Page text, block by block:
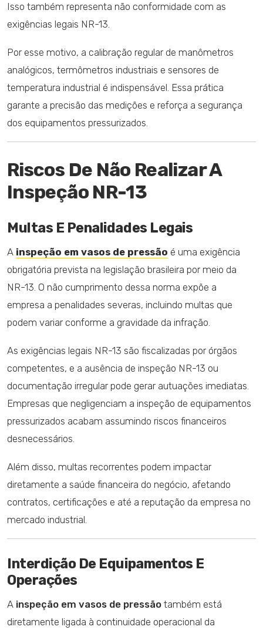
Isso também representa não conformidade com as
exigências legais NR-13.
Por esse motivo, a calibração regular de manômetros
analógicos, termômetros industriais e sensores de
temperatura industrial é indispensável. Essa prática
garante a precisão das medições e reforça a segurança
dos equipamentos pressurizados.
Riscos De Não Realizar A
Inspeção NR-13
Multas E Penalidades Legais
A inspeção em vasos de pressão é uma exigência
obrigatória prevista na legislação brasileira por meio da
NR-13. O não cumprimento dessa norma expõe a
empresa a penalidades severas, incluindo multas que
podem variar conforme a gravidade da infração.
As exigências legais NR-13 são fiscalizadas por órgãos
competentes, e a ausência de inspeção NR-13 ou
documentação irregular pode gerar autuações imediatas.
Empresas que negligenciam a inspeção de equipamentos
pressurizados acabam assumindo riscos financeiros
desnecessários.
Além disso, multas recorrentes podem impactar
diretamente a saúde financeira do negócio, afetando
contratos, certificações e até a reputação da empresa no
mercado industrial.
Interdição De Equipamentos E
Operações
A inspeção em vasos de pressão também está
diretamente ligada à continuidade operacional da